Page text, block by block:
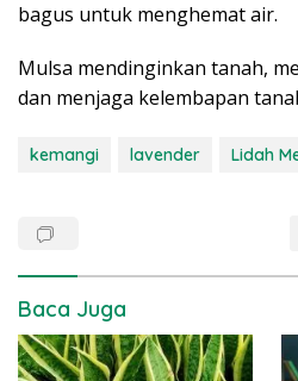
bagus untuk menghemat air.
Mulsa mendinginkan tanah,
dan menjaga kelembapan
kemangi lavender Lidah
Baca Juga